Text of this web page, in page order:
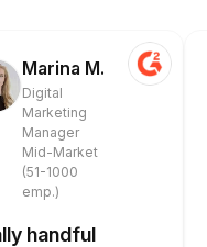
Marina M.
Digital
Marketing
Manager
Mid-Market
(51-1000
emp.)
handful